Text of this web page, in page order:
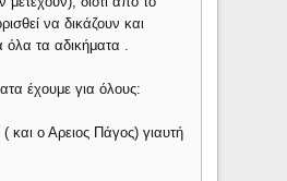
να δικάζουν και
όλα τα αδικήματα .
έχουμε για όλους:
και ο Αρειος Πάγος) γιαυτή